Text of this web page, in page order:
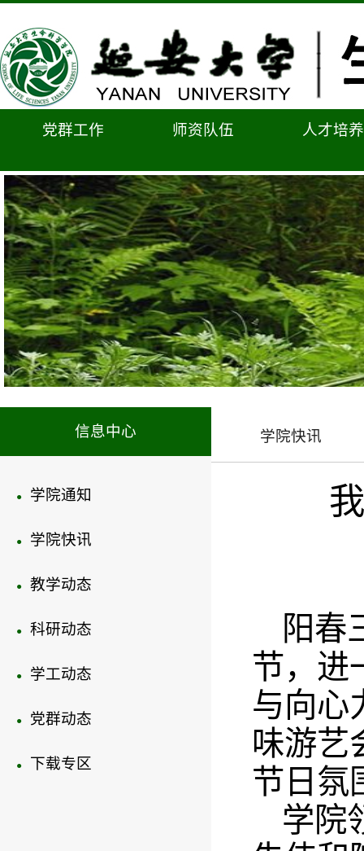
党群工作 师资队伍 人才培
信息中心
● 学院通知
● 学院快讯
● 教学动态
● 科研动态
● 学工动态
● 党群动态
● 下载专区
学院快讯
阳春
节，进
与向心
味游艺
节日氛
学院